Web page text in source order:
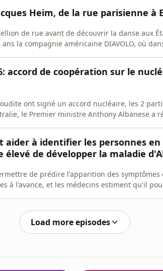
Heim, de la rue parisienne à
de rue avant de découvrir la danse aux
la compagnie américaine DIAVOLO, où
accord de coopération sur le
ont signé un accord nucléaire, les 2
le Premier ministre Anthony Albanese a
aider à identifier les personnes
de développer la maladie
de prédire l'apparition des symptômes
à l'avance, et les médecins estiment qu'il
Load more episodes